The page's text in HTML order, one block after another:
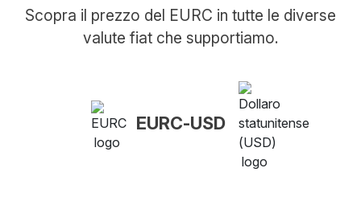
Scopra il prezzo del EURC in tutte le diverse
valute fiat che supportiamo.
EURC-USD